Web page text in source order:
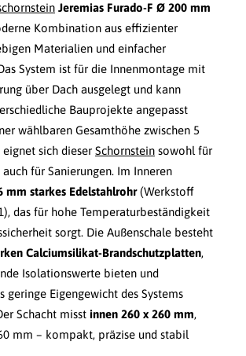
Jeremias Furado-F Ø 200 mm
Kombination aus effizienter
Materialien und einfacher
System ist für die Innenmontage mit
über Dach ausgelegt und kann
Bauprojekte angepasst
wählbaren Gesamthöhe zwischen 5
sich dieser Schornstein sowohl für
für Sanierungen. Im Inneren
mm starkes Edelstahlrohr(Werkstoff
das für hohe Temperaturbeständigkeit
sorgt. Die Außenschale besteht
Calciumsilikat-Brandschutzplatten,
Isolationswerte bieten und
geringe Eigengewicht des Systems
Schacht misst innen 260 x 260 mm,
mm – kompakt, präzise und stabil